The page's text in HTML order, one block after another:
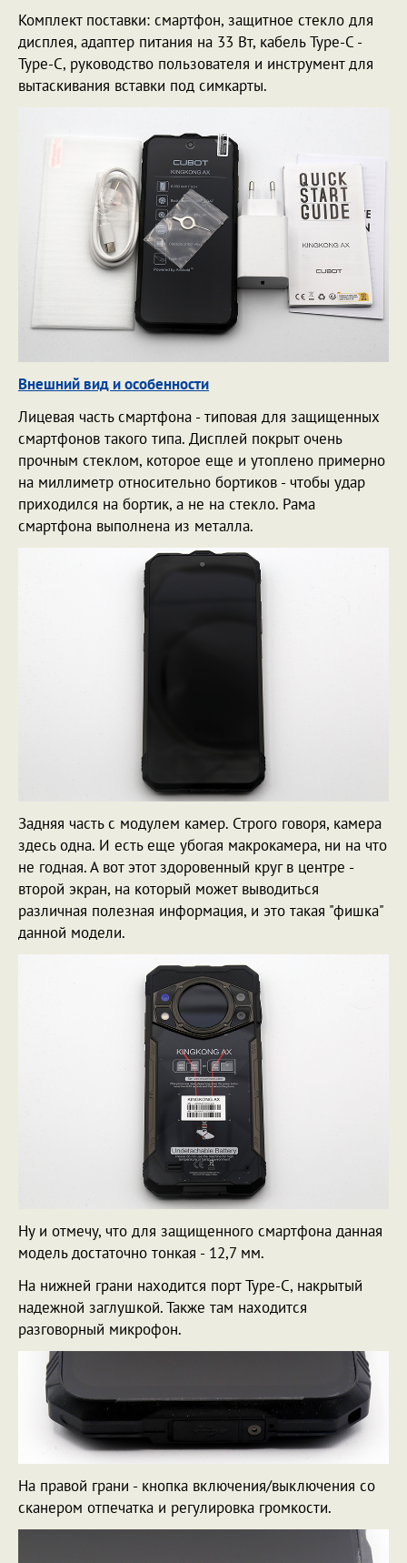
Комплект поставки: смартфон, защитное стекло для
дисплея, адаптер питания на 33 Вт, кабель Type-C -
Type-C, руководство пользователя и инструмент для
вытаскивания вставки под симкарты.
Внешний вид и особенности
Лицевая часть смартфона - типовая для защищенных
смартфонов такого типа. Дисплей покрыт очень
прочным стеклом, которое еще и утоплено примерно
на миллиметр относительно бортиков - чтобы удар
приходился на бортик, а не на стекло. Рама
смартфона выполнена из металла.
Задняя часть с модулем камер. Строго говоря, камера
здесь одна. И есть еще убогая макрокамера, ни на что
не годная. А вот этот здоровенный круг в центре -
второй экран, на который может выводиться
различная полезная информация, и это такая "фишка"
данной модели.
Ну и отмечу, что для защищенного смартфона данная
модель достаточно тонкая - 12,7 мм.
На нижней грани находится порт Type-C, накрытый
надежной заглушкой. Также там находится
разговорный микрофон.
На правой грани - кнопка включения/выключения со
сканером отпечатка и регулировка громкости.